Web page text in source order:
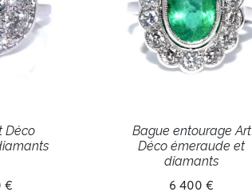
Déco
€
Bague entourage Art
Déco émeraude et
diamants
6 400 €